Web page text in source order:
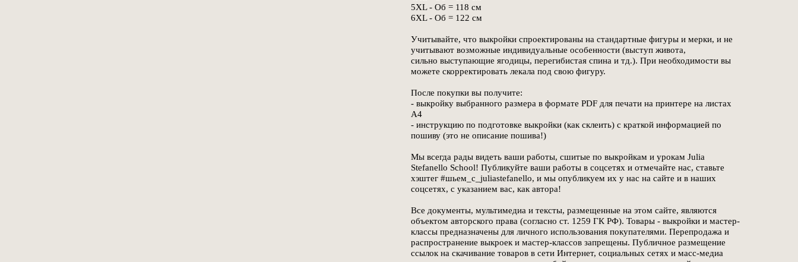
5XL - Об = 118 см
6XL - Об = 122 см
Учитывайте, что выкройки спроектированы на стандартные фигуры и мерки, и не
учитывают возможные индивидуальные особенности (выступ живота,
сильно выступающие ягодицы, перегибистая спина и тд.). При необходимости вы
можете скорректировать лекала под свою фигуру.
После покупки вы получите:
- выкройку выбранного размера в формате PDF для печати на принтере на листах
А4
- инструкцию по подготовке выкройки (как склеить) с краткой информацией по
пошиву (это не описание пошива!)
Мы всегда рады видеть ваши работы, сшитые по выкройкам и урокам Julia
Stefanello School! Публикуйте ваши работы в соцсетях и отмечайте нас, ставьте
хэштег #шьем_с_juliastefanello, и мы опубликуем их у нас на сайте и в наших
соцсетях, с указанием вас, как автора!
Все документы, мультимедиа и тексты, размещенные на этом сайте, являются
объектом авторского права (согласно ст. 1259 ГК РФ). Товары - выкройки и мастер-
классы предназначены для личного использования покупателями. Перепродажа и
распространение выкроек и мастер-классов запрещены. Публичное размещение
ссылок на скачивание товаров в сети Интернет, социальных сетях и масс-медиа